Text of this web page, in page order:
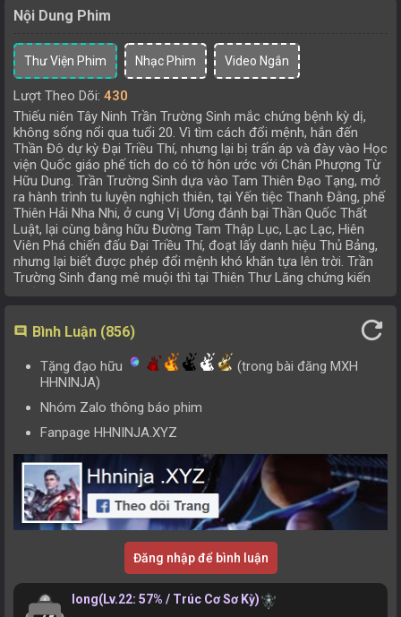
Nội Dung Phim
Thư Viện Phim Nhạc Phim Video Ngắn
Lượt Theo Dõi: 430
Thiếu niên Tây Ninh Trần Trường Sinh mắc chứng bệnh kỳ dị,
không sống nổi qua tuổi 20. Vì tìm cách đổi mệnh, hắn đến
Thần Đô dự kỳ Đại Triều Thí, nhưng lại bị trấn áp và đày vào Học
viện Quốc giáo phế tích do có tờ hôn ước với Chân Phượng Từ
Hữu Dung. Trần Trường Sinh dựa vào Tam Thiên Đạo Tạng, mở
ra hành trình tu luyện nghịch thiên, tại Yến tiệc Thanh Đằng, phế
Thiên Hải Nha Nhi, ở cung Vị Ương đánh bại Thần Quốc Thất
Luật, lại cùng bằng hữu Đường Tam Thập Lục, Lạc Lạc, Hiên
Viên Phá chiến đấu Đại Triều Thí, đoạt lấy danh hiệu Thủ Bảng,
nhưng lại biết được phép đổi mệnh khó khăn tựa lên trời. Trần
Trường Sinh đang mê muội thì tại Thiên Thư Lăng chứng kiến
huyền thoại một đời Tuân Mai ngã xuống, việc này thúc giục
hắn tiếp tục tiến lên. Trong trận chiến với tộc Ma ở Chu Viên,
hắn gặp Từ Hữu Dung cải trang đến, 2 người cùng nhau trải qua
sinh tử, chung tay phá tan âm mưu của tộc Ma, đem lòng yêu
nhau, nhưng lại bị chia lìa vì Chu Viên sụp đổ.
comment Bình Luận (856) refresh
Tặng đạo hữu
(trong bài đăng MXH
HHNINJA)
Nhóm Zalo thông báo phim
Fanpage HHNINJA.XYZ
Đăng nhập để bình luận
long(Lv.22: 57% / Trúc Cơ Sơ Kỳ)